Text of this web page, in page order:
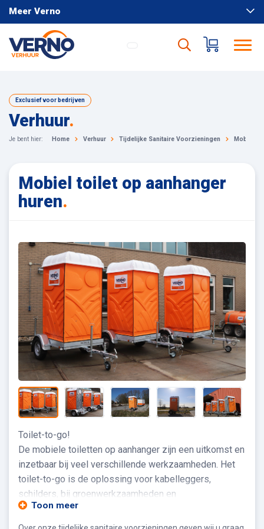
Meer Verno
Exclusief voor bedrijven
Verhuur.
Je bent hier: Home Verhuur Tijdelijke Sanitaire Voorzieningen Mobiel
Mobiel toilet op aanhanger
huren.
Toilet-to-go!
De mobiele toiletten op aanhanger zijn een uitkomst en
inzetbaar bij veel verschillende werkzaamheden. Het
toilet-to-go is de oplossing voor kabelleggers,
schilders, bij groenwerkzaamheden en
werkzaamheden voor woningcorporaties. Voor gebruik
van deze toiletten is geen water- en rioolaansluiting
Toon meer